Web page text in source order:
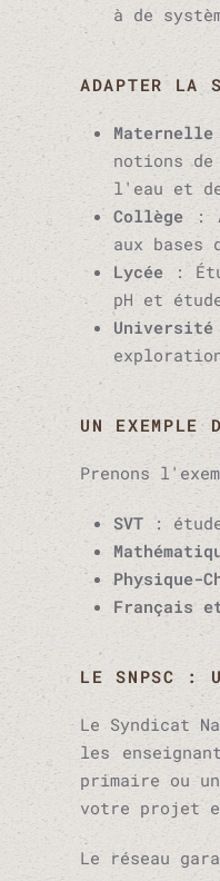
à de
ADAPTER LA
notions
l'eau et
Collège :
aux
Lycée :
pH et
Université
UN EXEMPLE
Prenons
SVT :
Physique-
Français
LE SNPSC :
Le Syndicat
les
primaire ou
votre projet
Le réseau